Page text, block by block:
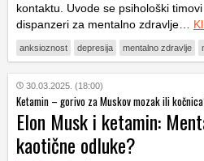
kontaktu. Uvode se psihološki
dispanzeri za mentalno zdravlje…
anksioznost depresija mentalno zdravlje
30.03.2025. (18:00)
Ketamin – gorivo za Muskov mozak ili
Elon Musk i ketamin:
kaotične odluke?